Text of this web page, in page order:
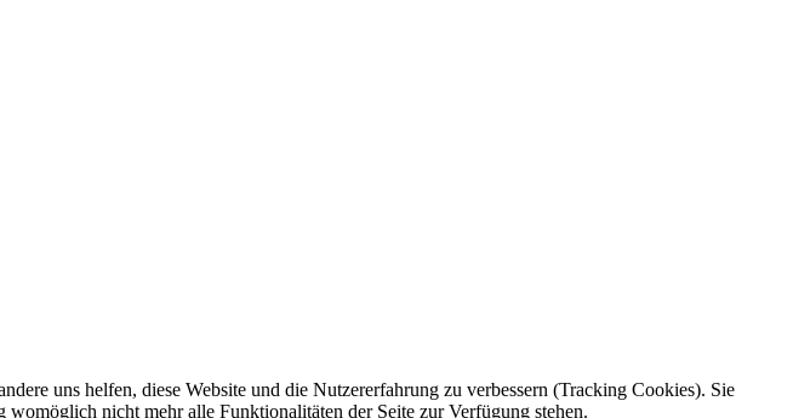
uns helfen, diese Website und die Nutzererfahrung zu verbessern (Tracking Cookies). Sie
womöglich nicht mehr alle Funktionalitäten der Seite zur Verfügung stehen.